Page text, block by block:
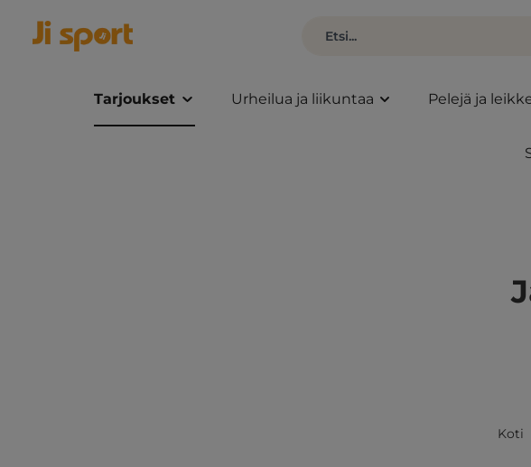
Tarjoukset Urheilua ja liikuntaa Pelejä ja
Koti